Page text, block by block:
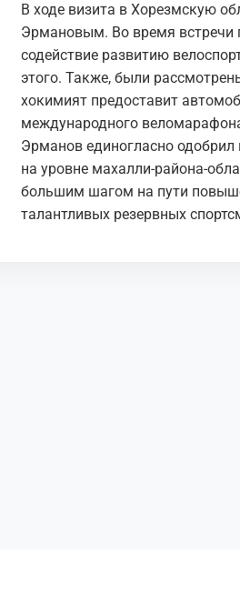
В ходе визита в Хорезмскую
Эрмановым. Во время встречи
содействие развитию
этого. Также, были
хокимият предоставит
международного
Эрманов единогласно одобрил
на уровне махалли-района-
большим шагом на пути
талантливых резервных